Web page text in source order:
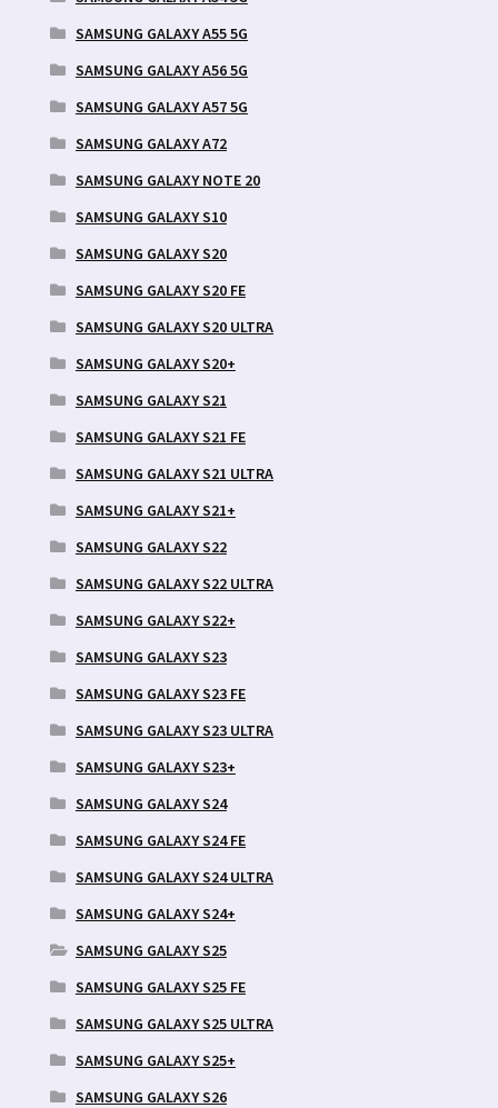
SAMSUNG GALAXY A55 5G
SAMSUNG GALAXY A56 5G
SAMSUNG GALAXY A57 5G
SAMSUNG GALAXY A72
SAMSUNG GALAXY NOTE 20
SAMSUNG GALAXY S10
SAMSUNG GALAXY S20
SAMSUNG GALAXY S20 FE
SAMSUNG GALAXY S20 ULTRA
SAMSUNG GALAXY S20+
SAMSUNG GALAXY S21
SAMSUNG GALAXY S21 FE
SAMSUNG GALAXY S21 ULTRA
SAMSUNG GALAXY S21+
SAMSUNG GALAXY S22
SAMSUNG GALAXY S22 ULTRA
SAMSUNG GALAXY S22+
SAMSUNG GALAXY S23
SAMSUNG GALAXY S23 FE
SAMSUNG GALAXY S23 ULTRA
SAMSUNG GALAXY S23+
SAMSUNG GALAXY S24
SAMSUNG GALAXY S24 FE
SAMSUNG GALAXY S24 ULTRA
SAMSUNG GALAXY S24+
SAMSUNG GALAXY S25
SAMSUNG GALAXY S25 FE
SAMSUNG GALAXY S25 ULTRA
SAMSUNG GALAXY S25+
SAMSUNG GALAXY S26